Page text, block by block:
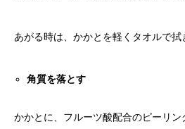
あがる時は、かかとを軽くタオルで拭
角質を落とす
かかとに、フルーツ酸配合のピーリン